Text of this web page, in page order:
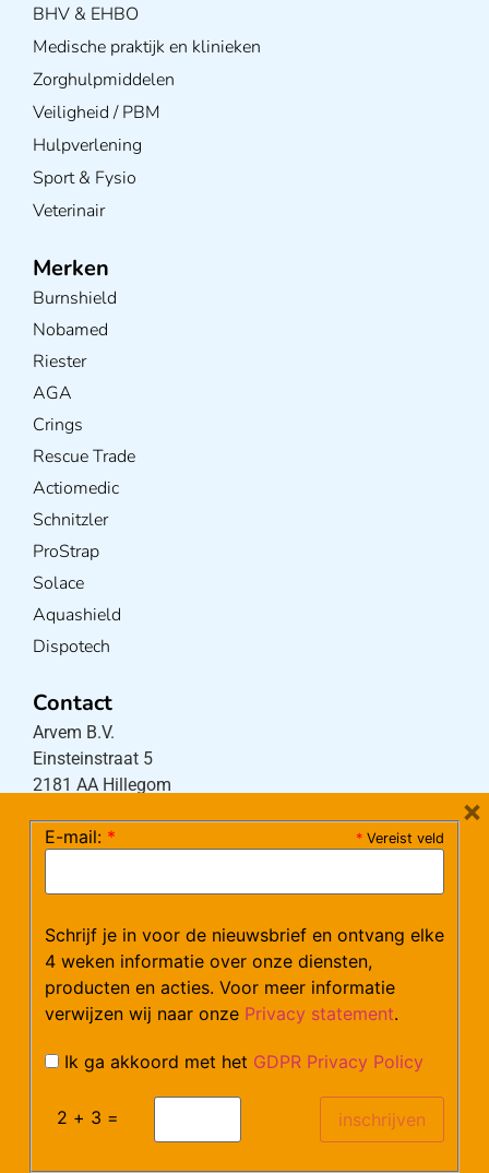
BHV & EHBO
Medische praktijk en klinieken
Zorghulpmiddelen
Veiligheid / PBM
Hulpverlening
Sport & Fysio
Veterinair
Merken
Burnshield
Nobamed
Riester
AGA
Crings
Rescue Trade
Actiomedic
Schnitzler
ProStrap
Solace
Aquashield
Dispotech
Contact
Arvem B.V.
Einsteinstraat 5
2181 AA Hillegom
(maandag – donderdag 08:30-17:15 uur / vrijdag
Mail:klantenservice@arvem.nl
Werken bij Arvem?
* Vereist veld
E-mail: *
Schrijf je in voor de nieuwsbrief en ontvang elke
4 weken informatie over onze diensten,
producten en acties. Voor meer informatie
verwijzen wij naar onze Privacy statement.
Ik ga akkoord met het GDPR Privacy Policy
2 + 3 =
×